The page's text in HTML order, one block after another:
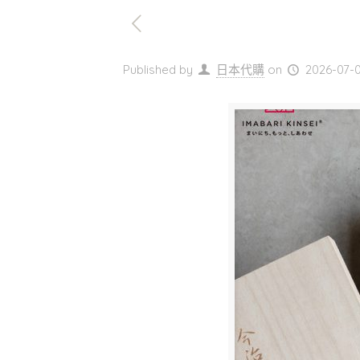
Published by 日本代購 on 2026-07-